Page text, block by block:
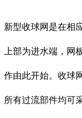
新型收球网是在相
上部为进水端，网
作由此开始。收球
所有过流部件均可